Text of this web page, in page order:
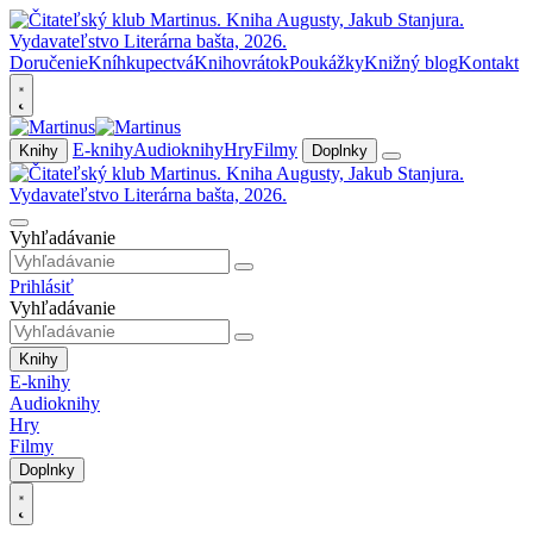
DoručenieKníhkupectváKnihovrátokPoukážkyKnižný blogKontakt
Knihy E-knihyAudioknihyHryFilmy Doplnky
Vyhľadávanie
Prihlásiť
Vyhľadávanie
Knihy
E-knihy
Audioknihy
Hry
Filmy
Doplnky